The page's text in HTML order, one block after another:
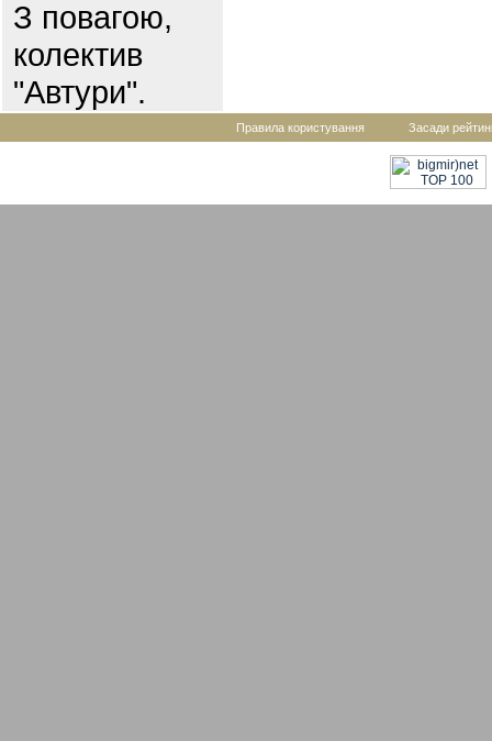
З повагою,
колектив
"Автури".
Правила користування Засади